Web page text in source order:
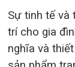
Sự tinh tế và
trí cho gia
nghĩa và